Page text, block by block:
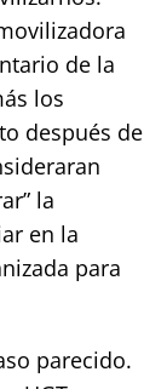
de la
los
después de
la
en la
para
parecido.